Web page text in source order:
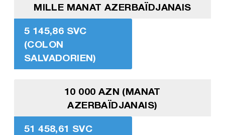
MILLE MANAT AZERBAÏDJANAIS
5 145,86 SVC
(COLON
SALVADORIEN)
10 000 AZN (MANAT
AZERBAÏDJANAIS)
51 458,61 SVC